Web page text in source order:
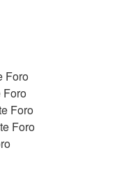
Foro
Foro
Foro
Foro